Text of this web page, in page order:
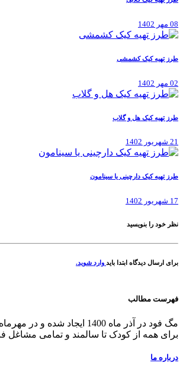
08 مهر 1402
طرز تهیه کیک کشمشی
02 مهر 1402
طرز تهیه کیک هل و گلاب
21 شهریور 1402
طرز تهیه کیک دارچینی یا سینامون
17 شهریور 1402
نظر خود را بنویسید
برای ارسال دیدگاه ابتدا باید وارد شوید.
فهرست مطالب
برای همه از کودک تا سالمند و تمامی مشاغل
درباره ما